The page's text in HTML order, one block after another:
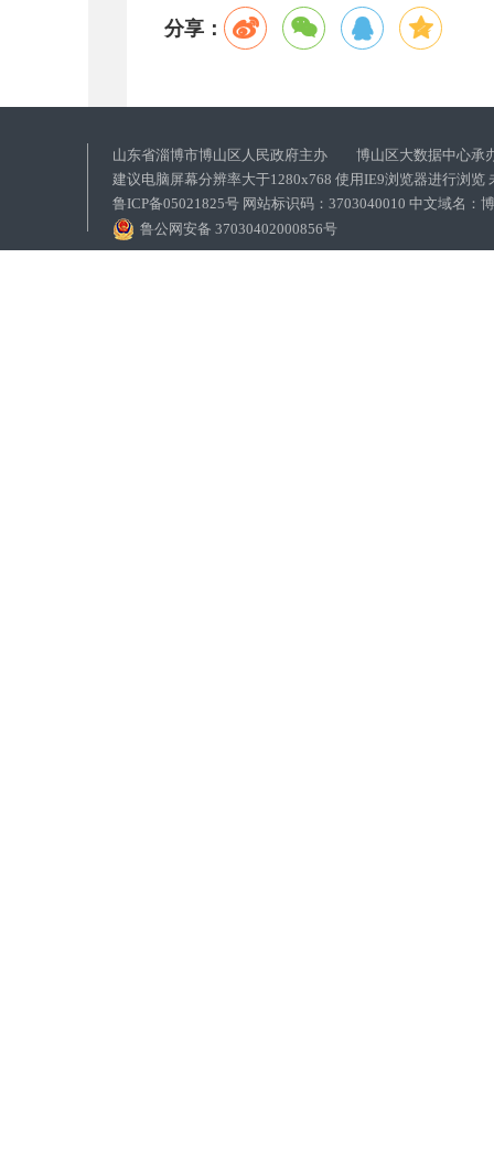
分享：
山东省淄博市博山区人民政府主办 博山区大数据中心承
建议电脑屏幕分辨率大于1280x768 使用IE9浏览器进行浏览
鲁ICP备05021825号 网站标识码：3703040010 中文域名：
鲁公网安备 37030402000856号